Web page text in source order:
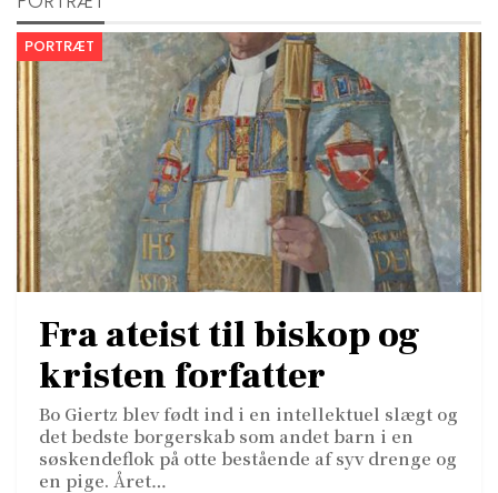
PORTRÆT
Fra ateist til biskop og
kristen forfatter
Bo Giertz blev født ind i en intellektuel slægt og
det bedste borgerskab som andet barn i en
søskendeflok på otte bestående af syv drenge og
en pige. Året…